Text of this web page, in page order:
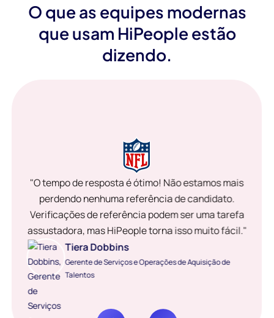
O que as equipes modernas
que usam HiPeople estão
dizendo.
"O tempo de resposta é ótimo! Não estamos mais
perdendo nenhuma referência de candidato.
Verificações de referência podem ser uma tarefa
assustadora, mas HiPeople torna isso muito fácil."
Tiera Dobbins
Gerente de Serviços e Operações de Aquisição de
Talentos